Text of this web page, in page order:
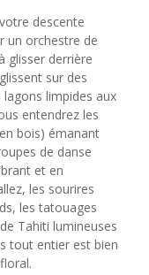
descente
un orchestre de
glisser derrière
sur des
limpides aux
entendrez les
bois) émanant
de danse
et en
les sourires
les tatouages
Tahiti lumineuses
tout entier est bien